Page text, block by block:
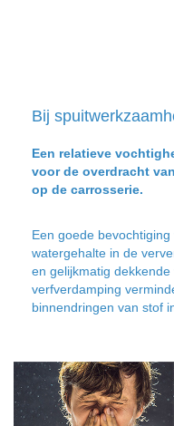
Bij
Een relatieve
voor de overdracht
op de carrosserie.
Een goede
watergehalte in de
en gelijkmatig dekkende
verfverdamping
binnendringen van stof